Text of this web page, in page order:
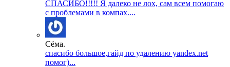
СПАСИБО!!!!! Я далеко не лох, сам всем помогаю
с проблемами в компах....
Сёма.
спасибо большое,гайд по удалению yandex.net
помог)...